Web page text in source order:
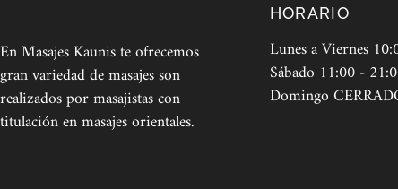
En Masajes Kaunis te ofrecemos
gran variedad de masajes son
realizados por masajistas con
titulación en masajes orientales.
HORARIO
Lunes a Viernes
Sábado 11:00 -
Domingo